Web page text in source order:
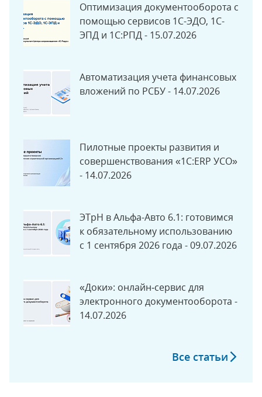
Оптимизация документооборота с
помощью сервисов 1С-ЭДО, 1С-
ЭПД и 1С:РПД - 15.07.2026
Автоматизация учета финансовых
вложений по РСБУ - 14.07.2026
Пилотные проекты развития и
совершенствования «1С:ERP УСО»
- 14.07.2026
ЭТрН в Альфа-Авто 6.1: готовимся
к обязательному использованию
с 1 сентября 2026 года - 09.07.2026
«Доки»: онлайн‑сервис для
электронного документооборота -
14.07.2026
Все статьи